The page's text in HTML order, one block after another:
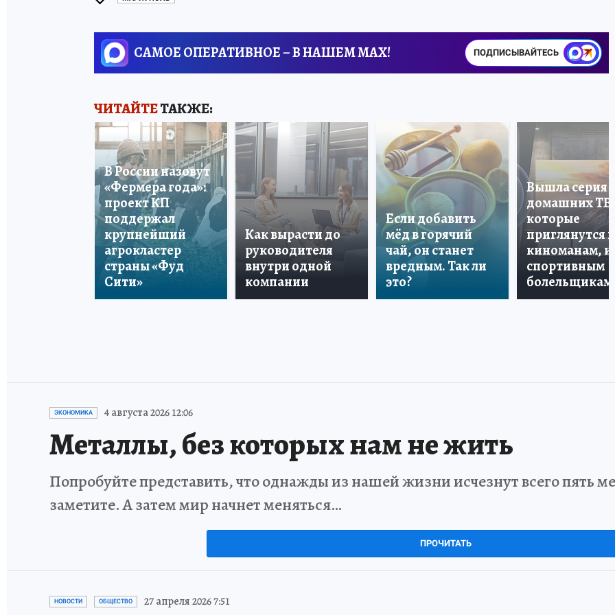
САМОЕ ОПЕРАТИВНОЕ – В НАШЕМ MAX! ПОДПИСЫВАЙТЕСЬ
ЧИТАЙТЕТАКЖЕ:
В России назовут
«Фермера года»:
проект КП
поддержал
крупнейший
агрокластер
страны «Фуд
Сити»
Как вырасти до
руководителя
внутри одной
компании
Если добавить
мёд в горячий
чай, он станет
вредным. Так ли
это?
Вышла серия
домашних ТВ,
которые
приглянутся и
киноманам, и
спортивным
болельщикам
ЭКОНОМИКА 4 августа 2026 12:06
Металлы, без которых нам не жить
Попробуйте представить, что однажды из нашей жизни исчезнут всего пять
заметите. А затем мир начнет меняться…
ПРОЧИТАТЬ
НОВОСТИ ОБЩЕСТВО 27 апреля 2026 7:51